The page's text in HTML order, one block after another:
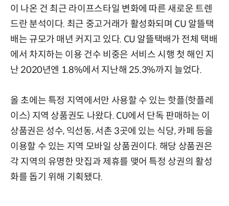
이 나온 건 최근 라이프스타일 변화에 따른 새로운 트렌
드란 분석이다. 최근 중고거래가 활성화되며 CU 알뜰택
배는 규모가 매년 커지고 있다. CU 알뜰택배가 전체 택배
에서 차지하는 이용 건수 비중은 서비스 시행 첫 해인 지
난 2020년엔 1.8%에서 지난해 25.3%까지 늘었다.
올 초에는 특정 지역에서만 사용할 수 있는 핫플(핫플레
이스) 지역 상품권도 나왔다. CU에서 단독 판매하는 이
상품권은 성수, 익선동, 서촌 3곳에 있는 식당, 카페 등을
이용할 수 있는 지역 모바일 상품권이다. 해당 상품권은
각 지역의 유명한 맛집과 제휴를 맺어 특정 상권의 활성
화를 돕기 위해 기획됐다.